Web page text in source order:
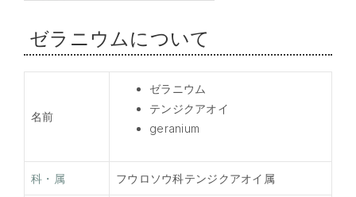
ゼラニウムについて
名前
ゼラニウム
テンジクアオイ
geranium
科・属 フウロソウ科テンジクアオイ属